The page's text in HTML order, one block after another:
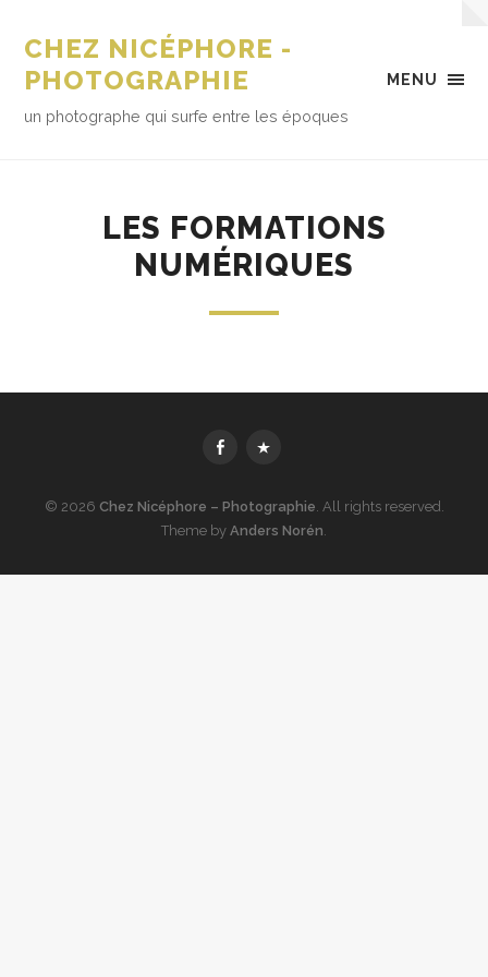
MENU
CHEZ NICÉPHORE -
PHOTOGRAPHIE
un photographe qui surfe entre les époques
LES FORMATIONS
NUMÉRIQUES
FbK MesImages
© 2026 Chez Nicéphore – Photographie. All rights reserved.
Theme by Anders Norén.